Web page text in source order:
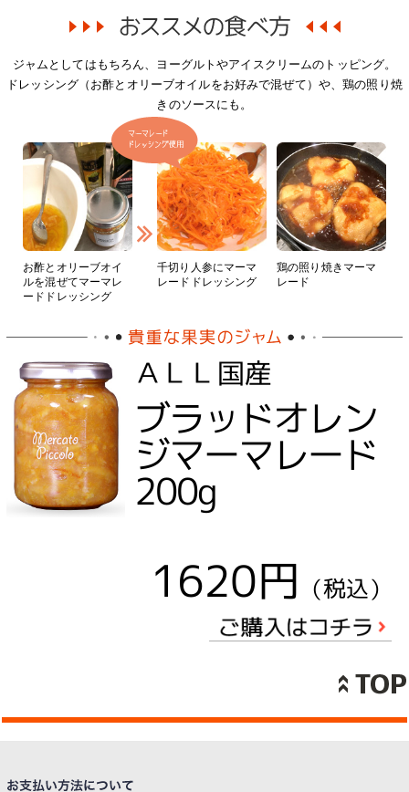
ジャムとしてはもちろん、ヨーグルトやアイスクリームのトッピング。
ドレッシング（お酢とオリーブオイルをお好みで混ぜて）や、鶏の照り焼
きのソースにも。
お酢とオリーブオイ
ルを混ぜてマーマレ
ードドレッシング
千切り人参にマーマ
レードドレッシング
鶏の照り焼きマーマ
レード
ＡＬＬ国産
ブラッドオレン
ジマーマレード
200g
1620円 （税込）